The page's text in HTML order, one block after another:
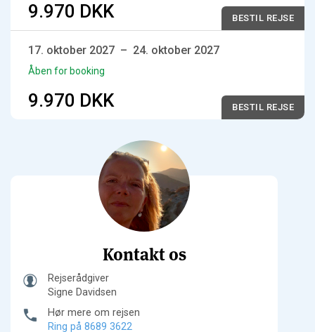
9.970 DKK BESTIL REJSE
17. oktober 2027 – 24. oktober 2027
Åben for booking
9.970 DKK BESTIL REJSE
Kontakt os
Rejserådgiver
Signe Davidsen
Hør mere om rejsen
Ring på 8689 3622